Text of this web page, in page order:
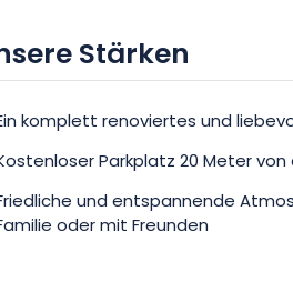
nun auf der Suche nach
sind, in der Nähe Ihrer
für jeden Geschmack. Als
nahe gelegenen Reitstall
steht Ihnen ein
Minuten von Ihrer Unterkunft
Stärken
komplett renoviertes und
Parkplatz 20 Meter
und entspannende
oder mit Freunden